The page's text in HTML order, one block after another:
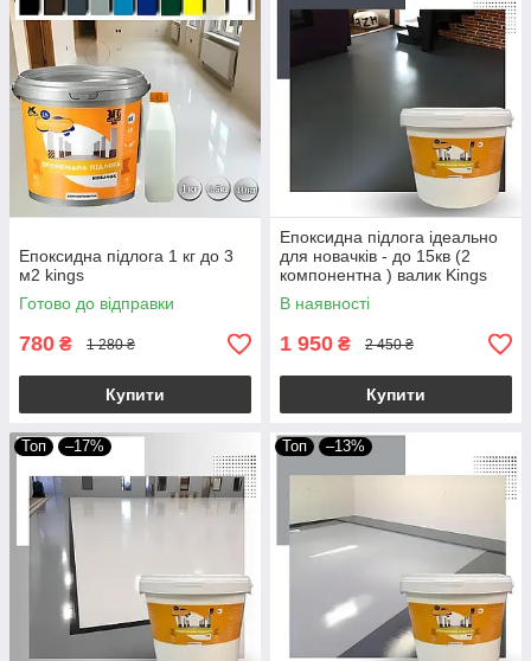
Епоксидна підлога 1 кг до 3
м2 kings
Готово до відправки
780 ₴ 1 280 ₴
Купити
Епоксидна підлога ідеально
для новачків - до 15кв (2
компонентна ) валик Kings
Grafit
В наявності
1 950 ₴ 2 450 ₴
Купити
Топ –17% Топ –13%